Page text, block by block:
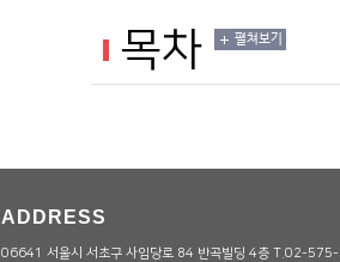
목차 펼쳐보기
ADDRESS
06641 서울시 서초구 사임당로 84 반곡빌딩 4층 T.02-